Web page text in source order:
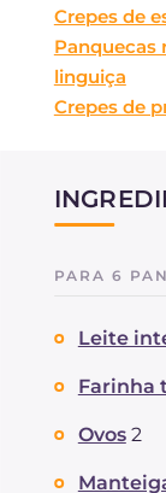
Crepes de
Panquecas
linguiça
Crepes de
PARA 6
Leite
Farinha
Ovos 2